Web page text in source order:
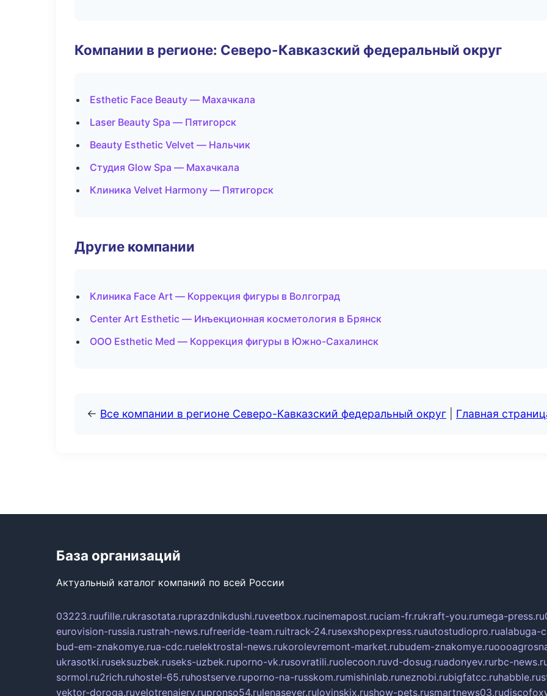
Компании в регионе: Северо-Кавказский федеральный округ
Esthetic Face Beauty — Махачкала
Laser Beauty Spa — Пятигорск
Beauty Esthetic Velvet — Нальчик
Студия Glow Spa — Махачкала
Клиника Velvet Harmony — Пятигорск
Другие компании
Клиника Face Art — Коррекция фигуры в Волгоград
Center Art Esthetic — Инъекционная косметология в Брянск
ООО Esthetic Med — Коррекция фигуры в Южно-Сахалинск
← Все компании в регионе Северо-Кавказский федеральный округ Главная
База организаций
Актуальный каталог компаний по всей России
03223.ruufille.rukrasotata.ruprazdnikdushi.ruveetbox.rucinemapost.ruciam-fr.rukraft-you.rumega-press.ru
eurovision-russia.rustrah-news.rufreeride-team.ruitrack-24.rusexshopexpress.ruautostudiopro.rualabuga-
bud-em-znakomye.rua-cdc.ruelektrostal-news.rukorolevremont-market.rubudem-znakomye.ru
ukrasotki.ruseksuzbek.ruseks-uzbek.ruporno-vk.rusovratili.ruolecoon.ruvd-dosug.ruadonyev.rurbc-
sormol.ru2rich.ruhostel-65.ruhostserve.ruporno-na-russkom.rumishinlab.runeznobi.rubigfatcc.ruhabble.ru
vektor-doroga.ruvelotrenajery.rupronso54.rulenasever.rulovinskix.rushow-pets.rusmartnews03.ru